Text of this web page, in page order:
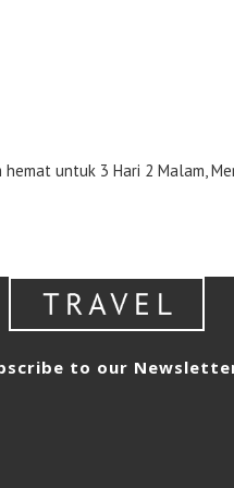
hemat untuk 3 Hari 2
to our